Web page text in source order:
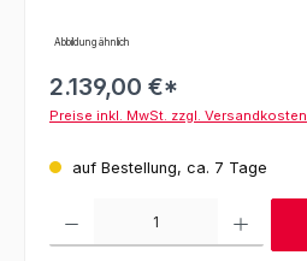
Abbildung ähnlich
2.139,00 €*
Preise inkl. MwSt. zzgl. Versandkosten
auf Bestellung, ca. 7 Tage